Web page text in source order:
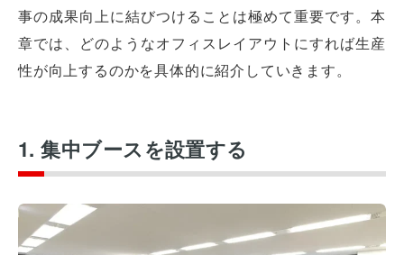
事の成果向上に結びつけることは極めて重要です。本
章では、どのようなオフィスレイアウトにすれば生産
性が向上するのかを具体的に紹介していきます。
1. 集中ブースを設置する